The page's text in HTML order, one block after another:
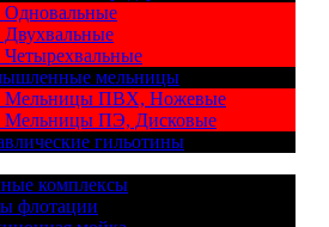
Одновальные
Двухвальные
Четырехвальные
мельницы
Мельницы ПВХ, Ножевые
Мельницы ПЭ, Дисковые
гильотины
комплексы
флотации